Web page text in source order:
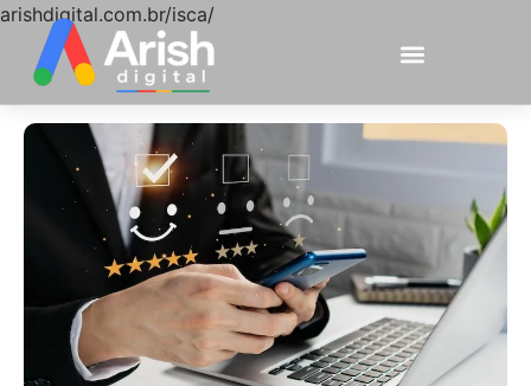
arishdigital.com.br/isca/